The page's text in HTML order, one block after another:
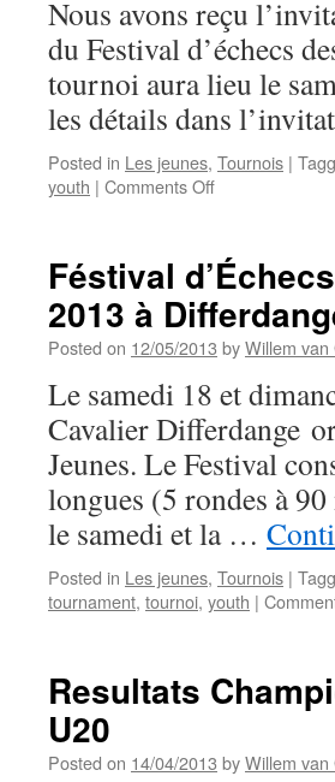
Nous avons reçu
du Festival d’échecs
tournoi aura lieu le
les détails dans
Posted in Les jeunes, Tournois |
youth | Comments Offon
juin:
2ème
édition
du
Festival
des
écoles
la
Grande
Féstival
2013 à
Posted on 12/05/2013 byWillem van
Le samedi 18 et
Cavalier Differdange
Jeunes. Le Festival
longues (5 rondes à
le samedi et la …
Posted in Les jeunes, Tournois |
tournament, tournoi, youth |
Resultats
U20
Posted on 14/04/2013 byWillem van